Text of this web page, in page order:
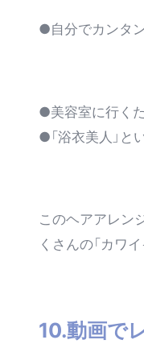
●自分でカンタ
●美容室に行く
●「浴衣美人」と
このヘアアレン
くさんの「カワ
10.動画で